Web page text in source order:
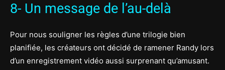
8- Un message de l’au-delà
Pour nous souligner les règles d’une trilogie bien
planifiée, les créateurs ont décidé de ramener Randy lors
d’un enregistrement vidéo aussi surprenant qu’amusant.